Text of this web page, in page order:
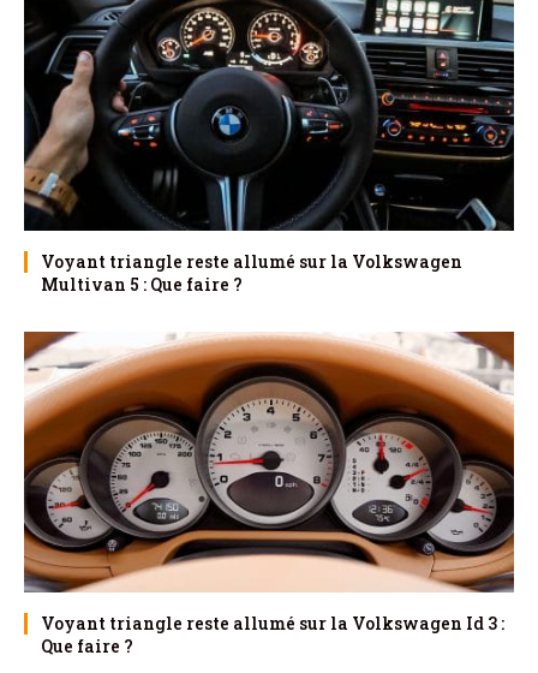
Voyant triangle reste allumé sur la Volkswagen
Multivan 5 : Que faire ?
Voyant triangle reste allumé sur la Volkswagen Id 3 :
Que faire ?